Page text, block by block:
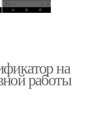
на
работы